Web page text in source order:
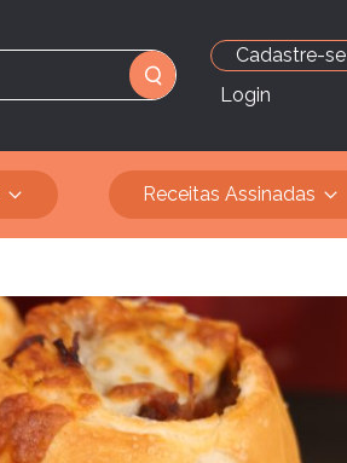
Cadastre-se
Login
Receitas Assinadas